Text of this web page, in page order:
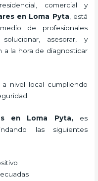
comercial y
en Loma Pyta , está
de profesionales
asesorar, y
a la hora de diagnosticar
nivel local cumpliendo
en Loma Pyta, es
las siguientes